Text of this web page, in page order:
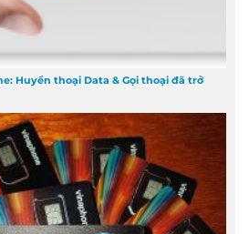
Huyền thoại Data & Gọi thoại đã trở